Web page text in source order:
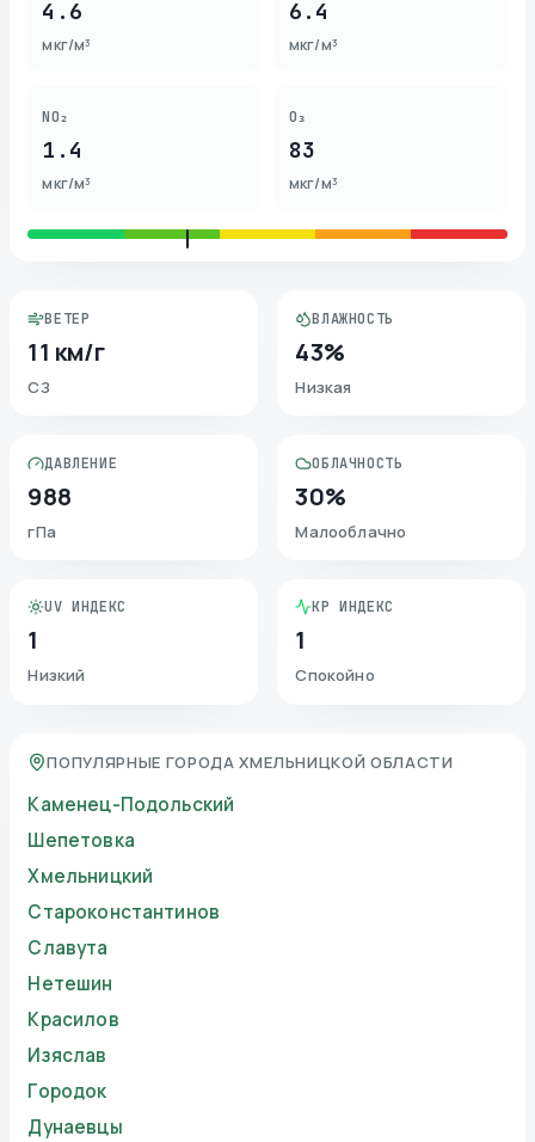
4.6
мкг/м³
6.4
мкг/м³
NO₂
1.4
мкг/м³
O₃
83
мкг/м³
ВЕТЕР
11 км/г
СЗ
ВЛАЖНОСТЬ
43%
Низкая
ДАВЛЕНИЕ
988
гПа
ОБЛАЧНОСТЬ
30%
Малооблачно
UV ИНДЕКС
1
Низкий
KP ИНДЕКС
1
Спокойно
ПОПУЛЯРНЫЕ ГОРОДА ХМЕЛЬНИЦКОЙ ОБЛАСТИ
Каменец-Подольский
Шепетовка
Хмельницкий
Староконстантинов
Славута
Нетешин
Красилов
Изяслав
Городок
Дунаевцы